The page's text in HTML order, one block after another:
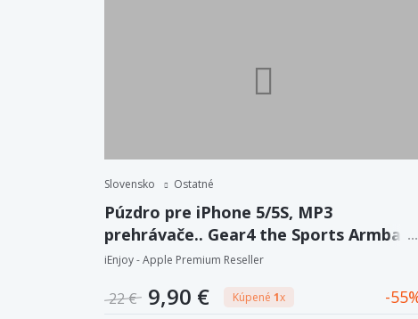
Slovensko Ostatné
Púzdro pre iPhone 5/5S, MP3
prehrávače.. Gear4 the Sports Armband
iEnjoy - Apple Premium Reseller
22 € 9,90 € Kúpené 1x 55